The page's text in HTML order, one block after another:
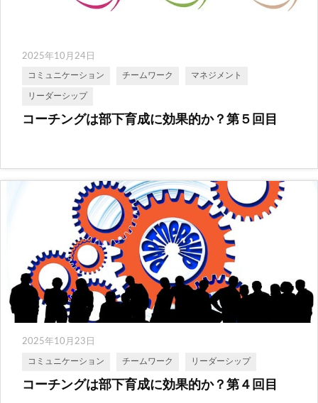
2025年10月24日
コミュニケーション チームワーク マネジメント
リーダーシップ
コーチングは部下育成に効果的か？第５回目
2025年10月23日
コミュニケーション チームワーク リーダーシップ
コーチングは部下育成に効果的か？第４回目